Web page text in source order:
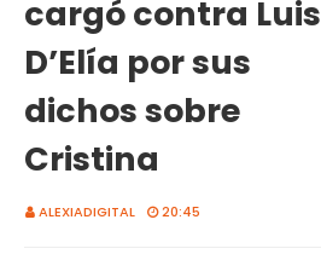
cargó contra Luis
D’Elía por sus
dichos sobre
Cristina
ALEXIADIGITAL 20:45